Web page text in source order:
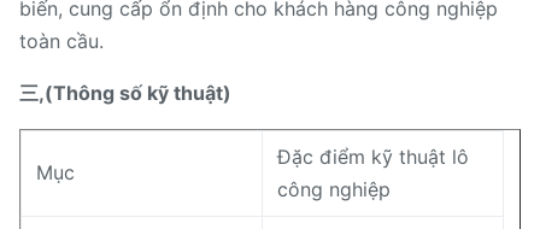
biến, cung cấp ổn định cho khách hàng công nghiệp
toàn cầu.
三,(Thông số kỹ thuật)
Mục
Đặc điểm kỹ thuật lô
công nghiệp